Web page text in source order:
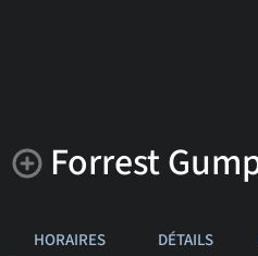
Forrest
HORAIRES DÉTAILS